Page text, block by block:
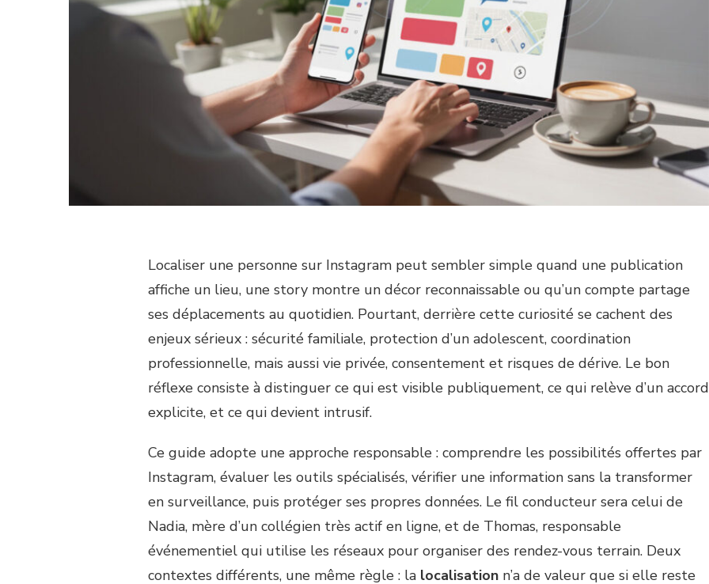
Localiser une personne sur Instagram peut sembler simple quand une publication
affiche un lieu, une story montre un décor reconnaissable ou qu’un compte partage
ses déplacements au quotidien. Pourtant, derrière cette curiosité se cachent des
enjeux sérieux : sécurité familiale, protection d’un adolescent, coordination
professionnelle, mais aussi vie privée, consentement et risques de dérive. Le bon
réflexe consiste à distinguer ce qui est visible publiquement, ce qui relève d’un accord
explicite, et ce qui devient intrusif.
Ce guide adopte une approche responsable : comprendre les possibilités offertes par
Instagram, évaluer les outils spécialisés, vérifier une information sans la transformer
en surveillance, puis protéger ses propres données. Le fil conducteur sera celui de
Nadia, mère d’un collégien très actif en ligne, et de Thomas, responsable
événementiel qui utilise les réseaux pour organiser des rendez-vous terrain. Deux
contextes différents, une même règle : la localisation n’a de valeur que si elle reste